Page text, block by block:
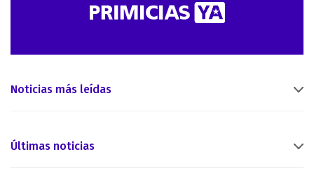
Noticias más leídas
Últimas noticias